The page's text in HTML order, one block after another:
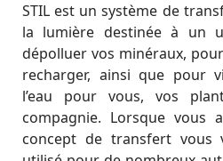
STIL est un système de
la lumière destinée à un
dépolluer vos minéraux,
recharger, ainsi que pour
l’eau pour vous, vos
compagnie. Lorsque vous
concept de transfert vous